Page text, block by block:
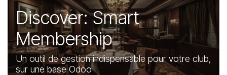
Discover: Smart
Membership
Un outil de gestion indispensable pour votre club,
sur une base Odoo